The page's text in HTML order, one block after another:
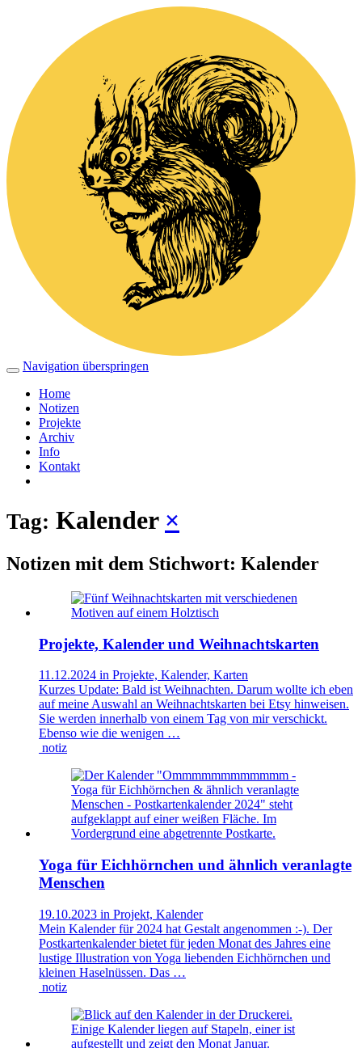
Navigation überspringen
Home
Notizen
Projekte
Archiv
Info
Kontakt
Tag: Kalender ×
Notizen mit dem Stichwort: Kalender
Projekte, Kalender und Weihnachtskarten
11.12.2024 in Projekte, Kalender, Karten
Kurzes Update: Bald ist Weihnachten. Darum wollte ich eben
auf meine Auswahl an Weihnachtskarten bei Etsy hinweisen.
Sie werden innerhalb von einem Tag von mir verschickt.
Ebenso wie die wenigen …
notiz
Yoga für Eichhörnchen und ähnlich veranlagte
Menschen
19.10.2023 in Projekt, Kalender
Mein Kalender für 2024 hat Gestalt angenommen :-). Der
Postkartenkalender bietet für jeden Monat des Jahres eine
lustige Illustration von Yoga liebenden Eichhörnchen und
kleinen Haselnüssen. Das …
notiz